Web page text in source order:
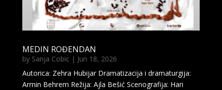
MEDIN ROĐENDAN
by Sanja Cobic| Jun 18, 2026
Autorica: Zehra Hubijar Dramatizacija i dramaturgija:
Armin Behrem Režija: Ajla Bešić Scenografija: Hari